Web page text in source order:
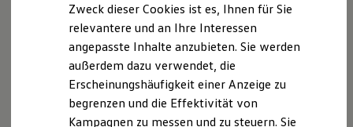
Kaufoptionen
E-Auto-Förderung
Software und Konnektivität
Die ID. Software 6
ID. Software Versionen und Updates
Digitale Extras
Schnittstellen zu Ihrem ID.
Hybridautos
Zweck dieser Cookies ist es, Ihnen für Sie
relevantere und an Ihre Interessen
angepasste Inhalte anzubieten. Sie werden
außerdem dazu verwendet, die
Erscheinungshäufigkeit einer Anzeige zu
begrenzen und die Effektivität von
Kampagnen zu messen und zu steuern. Sie